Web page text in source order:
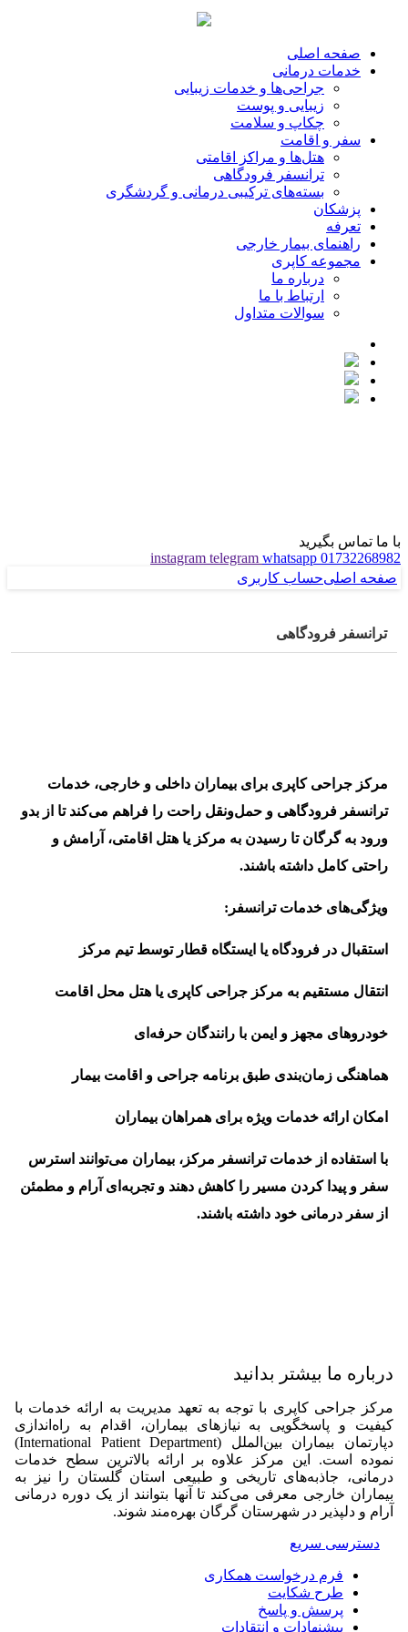
صفحه اصلی
خدمات درمانی
جراحی‌ها و خدمات زیبایی
زیبایی و پوست
چکاپ و سلامت
سفر و اقامت
هتل‌ها و مراکز اقامتی
ترانسفر فرودگاهی
بسته‌های ترکیبی درمانی و گردشگری
پزشکان
تعرفه
راهنمای بیمار خارجی
مجموعه کاپری
درباره ما
ارتباط با ما
سوالات متداول
با ما تماس بگیرید
instagram telegram whatsapp 01732268982
صفحه اصلیحساب کاربری
ترانسفر فرودگاهی
مرکز جراحی کاپری برای بیماران داخلی و خارجی، خدمات
ترانسفر فرودگاهی و حمل‌ونقل راحت را فراهم می‌کند تا از بدو
ورود به گرگان تا رسیدن به مرکز یا هتل اقامتی، آرامش و
راحتی کامل داشته باشند.
ویژگی‌های خدمات ترانسفر:
استقبال در فرودگاه یا ایستگاه قطار توسط تیم مرکز
انتقال مستقیم به مرکز جراحی کاپری یا هتل محل اقامت
خودروهای مجهز و ایمن با رانندگان حرفه‌ای
هماهنگی زمان‌بندی طبق برنامه جراحی و اقامت بیمار
امکان ارائه خدمات ویژه برای همراهان بیماران
با استفاده از خدمات ترانسفر مرکز، بیماران می‌توانند استرس
سفر و پیدا کردن مسیر را کاهش دهند و تجربه‌ای آرام و مطمئن
از سفر درمانی خود داشته باشند.
درباره ما بیشتر بدانید
مرکز جراحی کاپری با توجه به تعهد مدیریت به ارائه خدمات با
کیفیت و پاسخگویی به نیازهای بیماران، اقدام به راه‌اندازی
دپارتمان بیماران بین‌الملل (International Patient Department)
نموده است. این مرکز علاوه بر ارائه بالاترین سطح خدمات
درمانی، جاذبه‌های تاریخی و طبیعی استان گلستان را نیز به
بیماران خارجی معرفی می‌کند تا آنها بتوانند از یک دوره درمانی
آرام و دلپذیر در شهرستان گرگان بهره‌مند شوند.
دسترسی سریع
فرم درخواست همکاری
طرح شکایت
پرسش و پاسخ
پیشنهادات و انتقادات